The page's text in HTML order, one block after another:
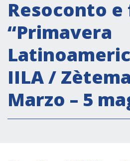
Segreteria Culturale
Segreteria Socio-economica
Segreteria Tecnico
Forum PMI
Conferenze Italia-America
Rete per la promozione
genere
Resoconto
“Primavera
IILA /
Marzo – 5